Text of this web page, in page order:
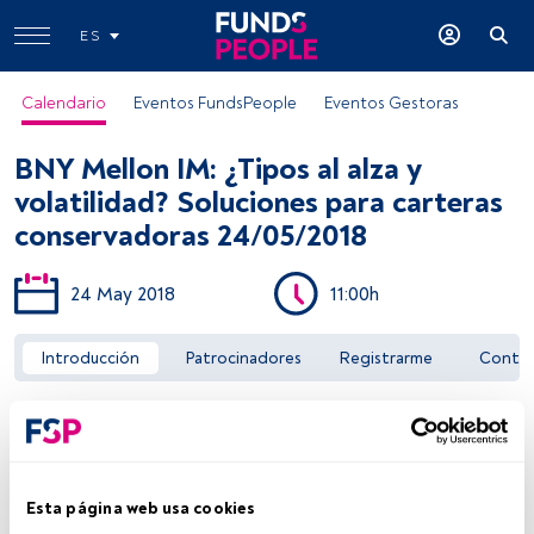
Esta página web usa cookies
ES
Calendario Eventos FundsPeople Eventos Gestoras
Acceder a FundsPeople
BNY Mellon IM: ¿Tipos al alza y
volatilidad? Soluciones para carteras
conservadoras 24/05/2018
24 May 2018 11:00h
Introducción Patrocinadores Registrarme